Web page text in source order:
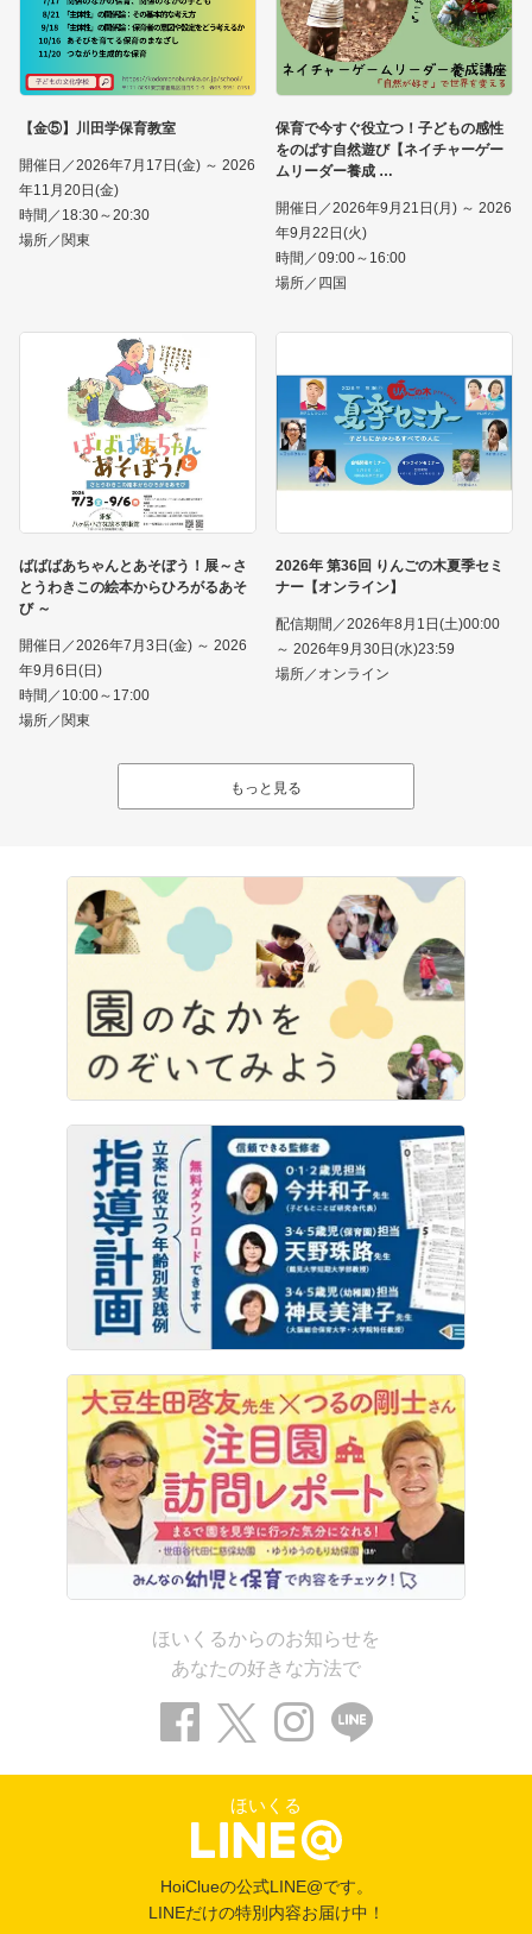
【金⑤】川田学保育教室
開催日／2026年7月17日(金) ～ 2026
年11月20日(金)
時間／18:30～20:30
場所／関東
保育で今すぐ役立つ！子どもの感性
をのばす自然遊び【ネイチャーゲー
ムリーダー養成
開催日／2026年9月21日(月) ～ 2026
年9月22日(火)
時間／09:00～16:00
場所／四国
ばばばあちゃんとあそぼう！展～さ
とうわきこの絵本からひろがるあそ
び ～
開催日／2026年7月3日(金) ～ 2026
年9月6日(日)
時間／10:00～17:00
場所／関東
2026年 第36回 りんごの木夏季セミ
ナー【オンライン】
配信期間／2026年8月1日(土)00:00
～ 2026年9月30日(水)23:59
場所／オンライン
もっと見る
ほいくるからのお知らせを
あなたの好きな方法で
ほいくる
HoiClueの公式LINE@です。
LINEだけの特別内容お届け中！